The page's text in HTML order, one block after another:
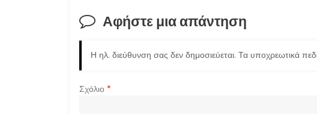
ή
γ
η
σ
Αφήστε μια απάντηση
Η ηλ. διεύθυνση σας δεν δημοσιεύεται. Τα υποχρεωτικά
Σχόλιο *